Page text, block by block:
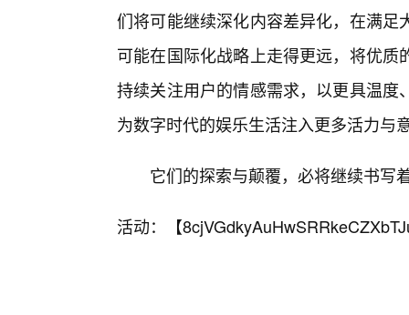
们将可能继续深化内容差异化，在满
可能在国际化战略上走得更远，将优
持续关注用户的情感需求，以更具温
为数字时代的娱乐生活注入更多活力与
它们的探索与颠覆，必将继续书写
活动：【